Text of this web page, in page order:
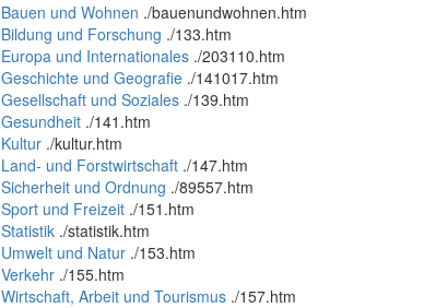
Bauen und Wohnen ./bauenundwohnen.htm
Bildung und Forschung ./133.htm
Europa und Internationales ./203110.htm
Geschichte und Geografie ./141017.htm
Gesellschaft und Soziales ./139.htm
Gesundheit ./141.htm
Kultur ./kultur.htm
Land- und Forstwirtschaft ./147.htm
Sicherheit und Ordnung ./89557.htm
Sport und Freizeit ./151.htm
Statistik ./statistik.htm
Umwelt und Natur ./153.htm
Verkehr ./155.htm
Wirtschaft, Arbeit und Tourismus ./157.htm